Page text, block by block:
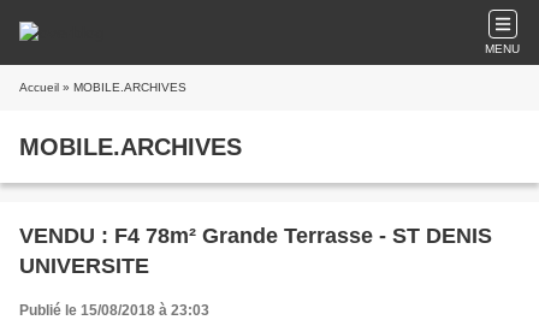
MENU
Accueil » MOBILE.ARCHIVES
MOBILE.ARCHIVES
VENDU : F4 78m² Grande Terrasse - ST DENIS
UNIVERSITE
Publié le 15/08/2018 à 23:03